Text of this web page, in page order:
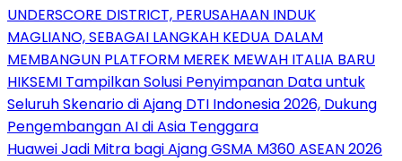
UNDERSCORE DISTRICT, PERUSAHAAN INDUK
MAGLIANO, SEBAGAI LANGKAH KEDUA DALAM
MEMBANGUN PLATFORM MEREK MEWAH ITALIA BARU
HIKSEMI Tampilkan Solusi Penyimpanan Data untuk
Seluruh Skenario di Ajang DTI Indonesia 2026, Dukung
Pengembangan AI di Asia Tenggara
Huawei Jadi Mitra bagi Ajang GSMA M360 ASEAN 2026